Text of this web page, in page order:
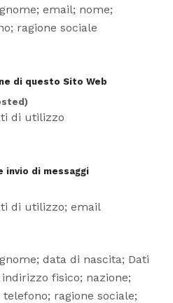
email; nome;
ragione sociale
di questo Sito Web
di utilizzo
di messaggi
di utilizzo; email
data di nascita; Dati
fisico; nazione;
ragione sociale;